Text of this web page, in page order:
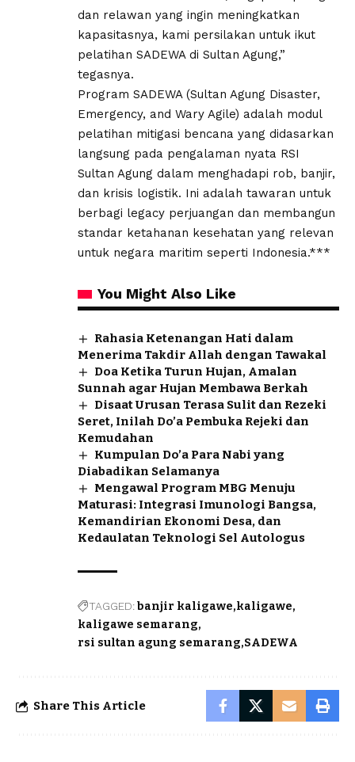
dan relawan yang ingin meningkatkan
kapasitasnya, kami persilakan untuk ikut
pelatihan SADEWA di Sultan Agung,”
tegasnya.
Program SADEWA (Sultan Agung Disaster,
Emergency, and Wary Agile) adalah modul
pelatihan mitigasi bencana yang didasarkan
langsung pada pengalaman nyata RSI
Sultan Agung dalam menghadapi rob, banjir,
dan krisis logistik. Ini adalah tawaran untuk
berbagi legacy perjuangan dan membangun
standar ketahanan kesehatan yang relevan
untuk negara maritim seperti Indonesia.***
You Might Also Like
Rahasia Ketenangan Hati dalam
Menerima Takdir Allah dengan Tawakal
Doa Ketika Turun Hujan, Amalan
Sunnah agar Hujan Membawa Berkah
Disaat Urusan Terasa Sulit dan Rezeki
Seret, Inilah Do’a Pembuka Rejeki dan
Kemudahan
Kumpulan Do’a Para Nabi yang
Diabadikan Selamanya
Mengawal Program MBG Menuju
Maturasi: Integrasi Imunologi Bangsa,
Kemandirian Ekonomi Desa, dan
Kedaulatan Teknologi Sel Autologus
TAGGED:banjir kaligawe kaligawe
kaligawe semarang
rsi sultan agung semarang SADEWA
Share This Article